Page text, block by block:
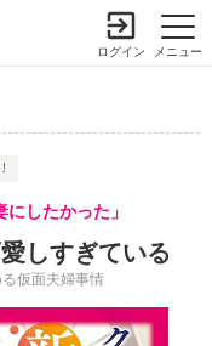
メニュー
ログイン
にしたかった」
しすぎている
仮面夫婦事情